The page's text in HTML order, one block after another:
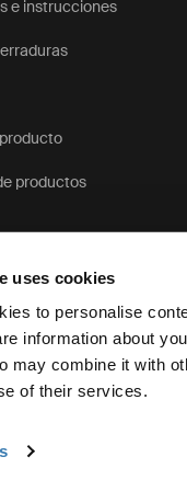
uses cookies
to personalise
information about
may combine it with
of their services.
e instrucciones
productos